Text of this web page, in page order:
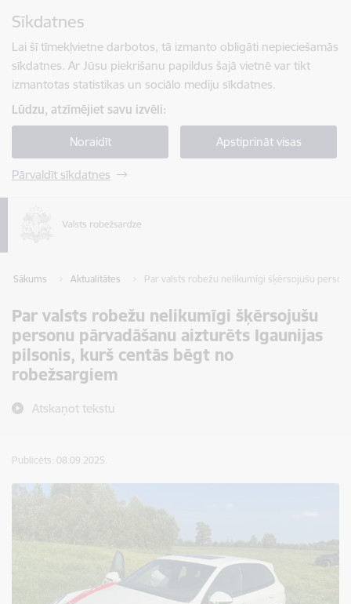
Sīkdatnes
Lai šī tīmekļvietne darbotos, tā izmanto obligāti nepieciešamās
sīkdatnes. Ar Jūsu piekrišanu papildus šajā vietnē var tikt
izmantotas statistikas un sociālo mediju sīkdatnes.
Lūdzu, atzīmējiet savu izvēli:
Noraidīt Apstiprināt visas
Pārvaldīt sīkdatnes
Sākums Aktualitātes Par valsts robežu nelikumīgi šķērsojušu
Par valsts robežu nelikumīgi šķērsojušu
personu pārvadāšanu aizturēts Igaunijas
pilsonis, kurš centās bēgt no
robežsargiem
Atskaņot tekstu
Publicēts: 08.09.2025.